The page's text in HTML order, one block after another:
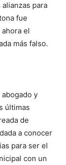
para
fue
el
más falso.
y
últimas
de
a conocer
para ser el
con un